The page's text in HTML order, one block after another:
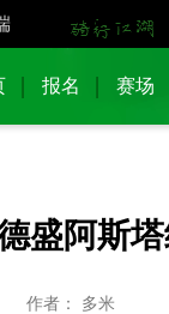
报名 赛场
盛阿斯
作者： 多米